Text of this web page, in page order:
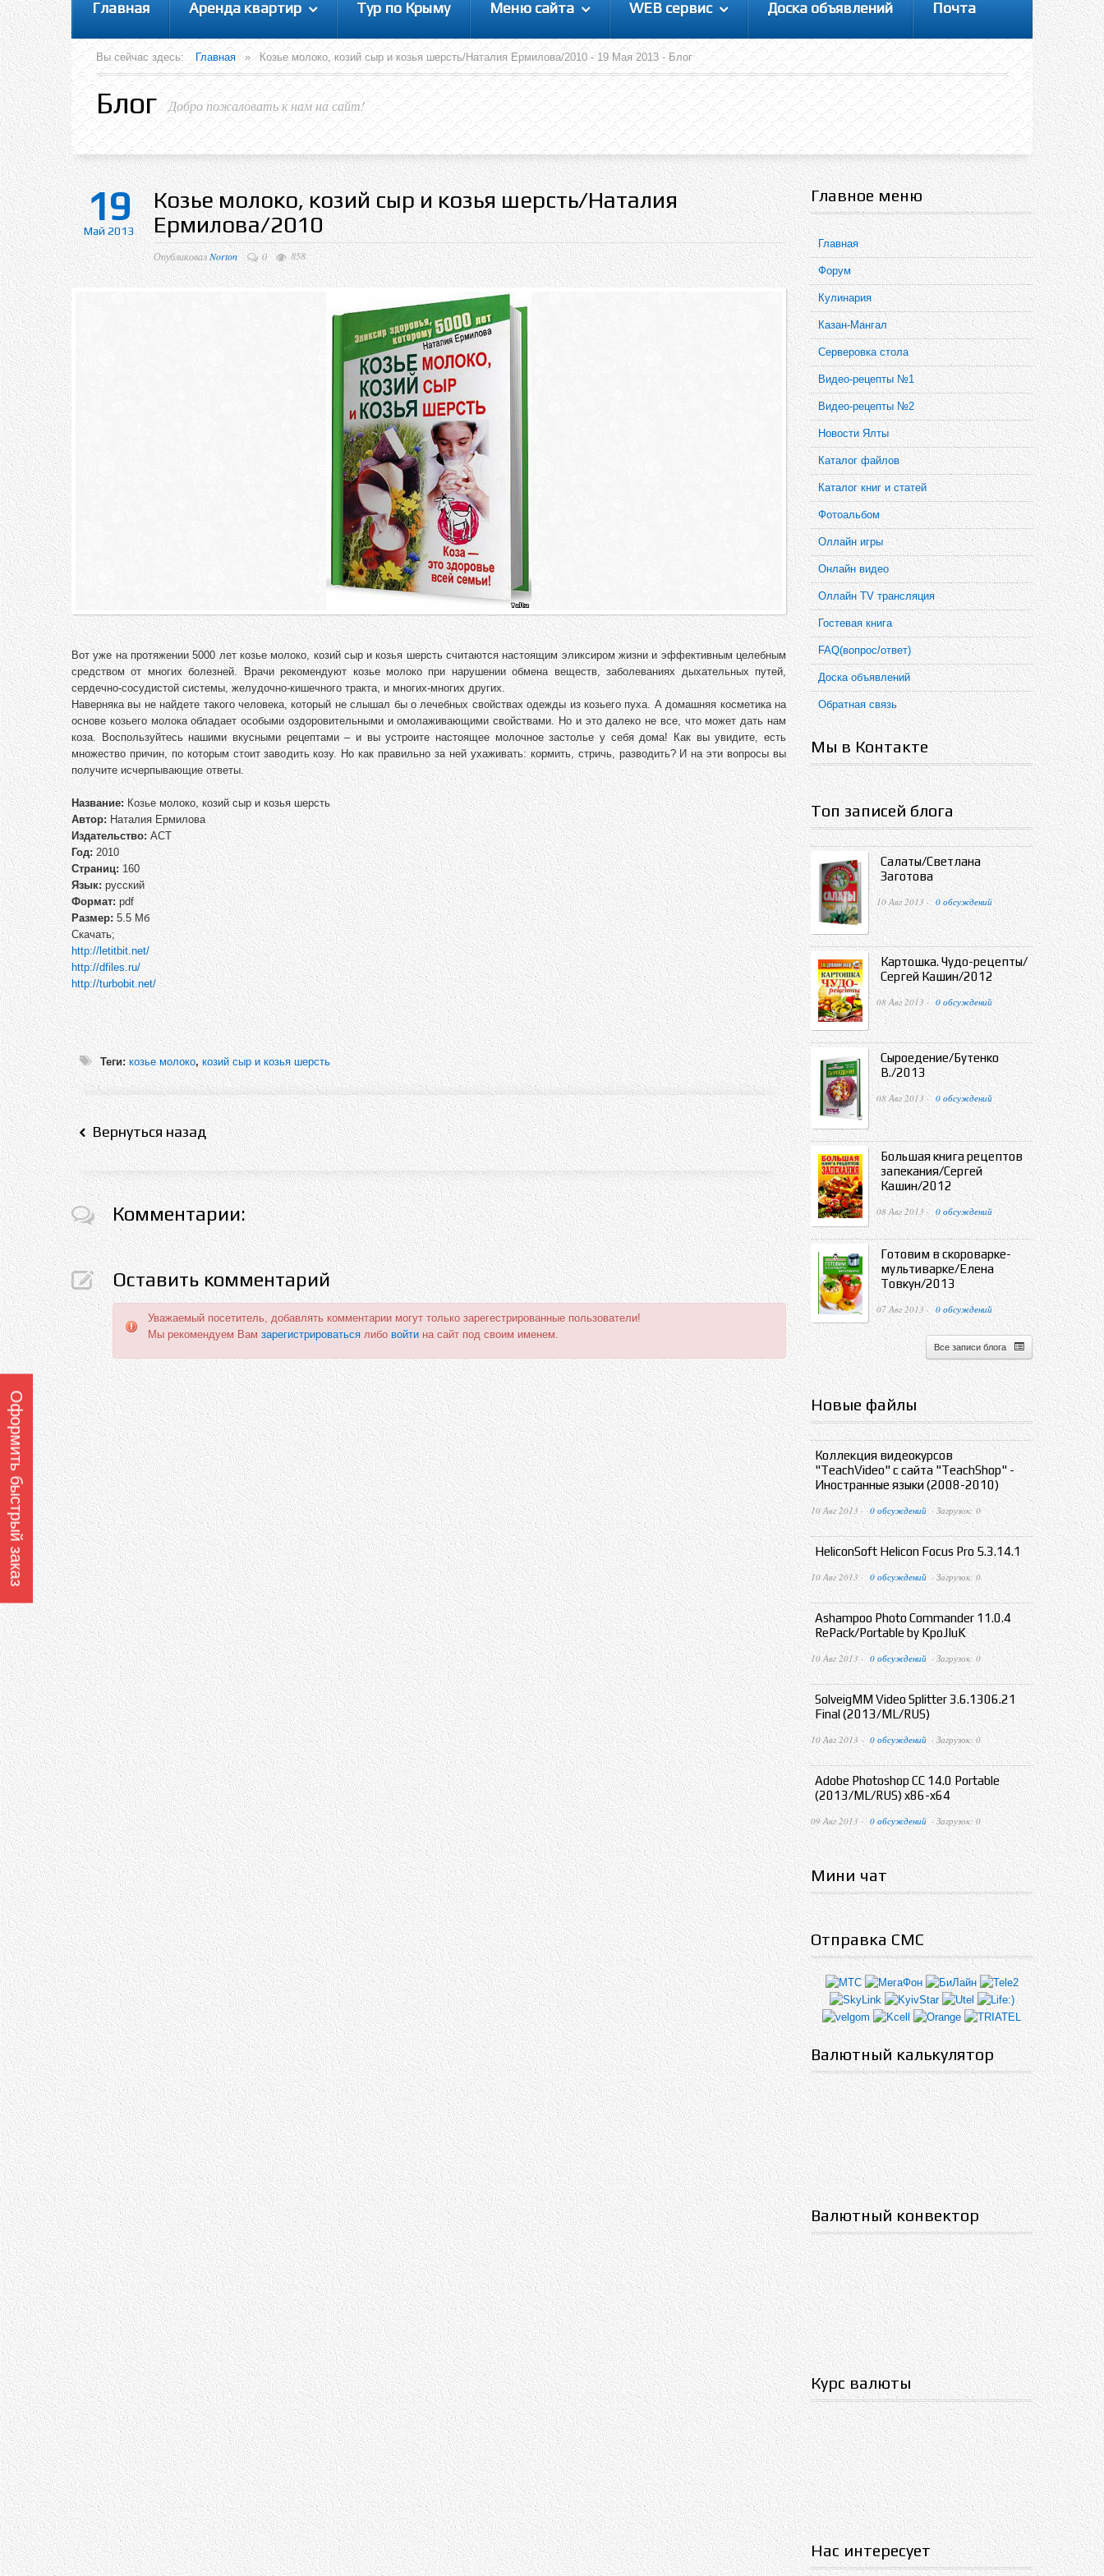
Главная Аренда квартир Тур по Крыму Меню сайта WEB сервис Доска объявлений Почта
Вы сейчас здесь: Главная » Козье молоко, козий сыр и козья шерсть/Наталия Ермилова/2010 - 19 Мая 2013 - Блог
Блог Добро пожаловать к нам на сайт!
19
Май 2013
Козье молоко, козий сыр и козья шерсть/Наталия
Ермилова/2010
ОпубликовалNorton 0 858
Вот уже на протяжении 5000 лет козье молоко, козий сыр и козья шерсть считаются настоящим эликсиром жизни и эффективным целебным
средством от многих болезней. Врачи рекомендуют козье молоко при нарушении обмена веществ, заболеваниях дыхательных путей,
сердечно-сосудистой системы, желудочно-кишечного тракта, и многих-многих других.
Наверняка вы не найдете такого человека, который не слышал бы о лечебных свойствах одежды из козьего пуха. А домашняя косметика на
основе козьего молока обладает особыми оздоровительными и омолаживающими свойствами. Но и это далеко не все, что может дать нам
коза. Воспользуйтесь нашими вкусными рецептами – и вы устроите настоящее молочное застолье у себя дома! Как вы увидите, есть
множество причин, по которым стоит заводить козу. Но как правильно за ней ухаживать: кормить, стричь, разводить? И на эти вопросы вы
получите исчерпывающие ответы.
Название:Козье молоко, козий сыр и козья шерсть
Автор:Наталия Ермилова
Издательство:АСТ
Год:2010
Страниц:160
Язык:русский
Формат:pdf
Размер: 5.5 Мб
Скачать;
http://letitbit.net/
http://dfiles.ru/
http://turbobit.net/
Теги:козье молоко,козий сыр и козья шерсть
Вернуться назад
Комментарии:
Оставить комментарий
Уважаемый посетитель, добавлять комментарии могут только зарегестрированные пользователи!
Мы рекомендуем Вам зарегистрироваться либо войти на сайт под своим именем.
Главное меню
Главная
Форум
Кулинария
Казан-Мангал
Серверовка стола
Видео-рецепты №1
Видео-рецепты №2
Новости Ялты
Каталог файлов
Каталог книг и статей
Фотоальбом
Оллайн игры
Онлайн видео
Оллайн TV трансляция
Гостевая книга
FAQ(вопрос/ответ)
Доска объявлений
Обратная связь
Мы в Контакте
Топ записей блога
Салаты/Светлана
Заготова
10 Авг 2013 · 0 обсуждений
Картошка. Чудо-рецепты/
Сергей Кашин/2012
08 Авг 2013 · 0 обсуждений
Сыроедение/Бутенко
В./2013
08 Авг 2013 · 0 обсуждений
Большая книга рецептов
запекания/Сергей
Кашин/2012
08 Авг 2013 · 0 обсуждений
Готовим в скороварке-
мультиварке/Елена
Товкун/2013
07 Авг 2013 · 0 обсуждений
Все записи блога
Новые файлы
Коллекция видеокурсов
"TeachVideo" с сайта "TeachShop" -
Иностранные языки (2008-2010)
10 Авг 2013 · 0 обсуждений · Загрузок: 0
HeliconSoft Helicon Focus Pro 5.3.14.1
10 Авг 2013 · 0 обсуждений · Загрузок: 0
Ashampoo Photo Commander 11.0.4
RePack/Portable by KpoJIuK
10 Авг 2013 · 0 обсуждений · Загрузок: 0
SolveigMM Video Splitter 3.6.1306.21
Final (2013/ML/RUS)
10 Авг 2013 · 0 обсуждений · Загрузок: 0
Adobe Photoshop CC 14.0 Portable
(2013/ML/RUS) x86-x64
09 Авг 2013 · 0 обсуждений · Загрузок: 0
Мини чат
Отправка СМС
Валютный калькулятор
Валютный конвектор
Курс валюты
Нас интересует
Оформить быстрый заказ